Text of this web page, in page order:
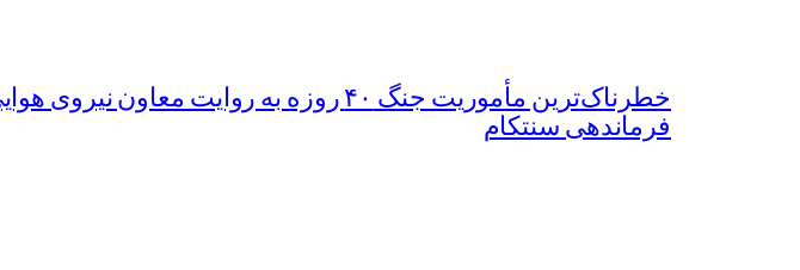
فرماندهی سنتکام